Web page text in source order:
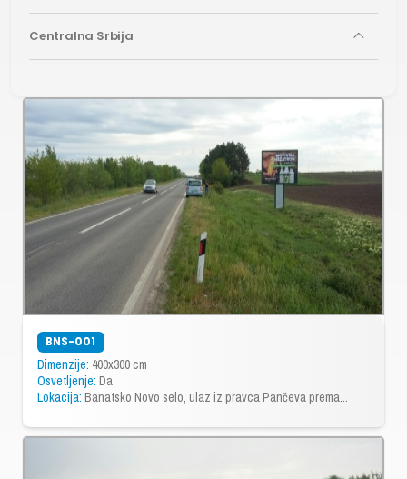
Centralna Srbija
BNS-001
Dimenzije: 400x300 cm
Osvetljenje: Da
Lokacija: Banatsko Novo selo, ulaz iz pravca Pančeva prema...